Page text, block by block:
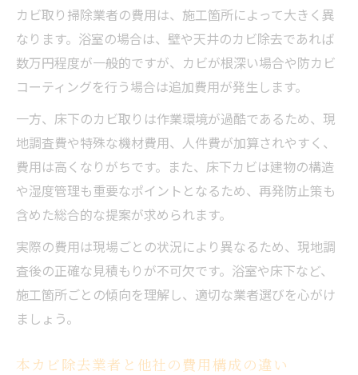
カビ取り掃除業者の費用は、施工箇所によって大きく異
なります。浴室の場合は、壁や天井のカビ除去であれば
数万円程度が一般的ですが、カビが根深い場合や防カビ
コーティングを行う場合は追加費用が発生します。
一方、床下のカビ取りは作業環境が過酷であるため、現
地調査費や特殊な機材費用、人件費が加算されやすく、
費用は高くなりがちです。また、床下カビは建物の構造
や湿度管理も重要なポイントとなるため、再発防止策も
含めた総合的な提案が求められます。
実際の費用は現場ごとの状況により異なるため、現地調
査後の正確な見積もりが不可欠です。浴室や床下など、
施工箇所ごとの傾向を理解し、適切な業者選びを心がけ
ましょう。
本カビ除去業者と他社の費用構成の違い